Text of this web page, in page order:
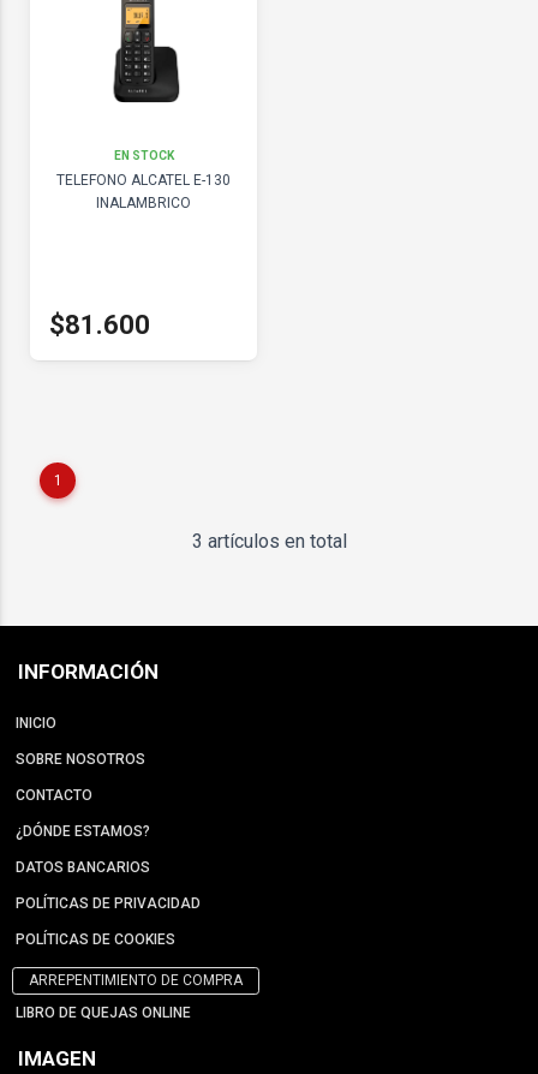
EN STOCK
TELEFONO ALCATEL E-130
INALAMBRICO
$81.600
1
3 artículos en total
INFORMACIÓN
INICIO
SOBRE NOSOTROS
CONTACTO
¿DÓNDE ESTAMOS?
DATOS BANCARIOS
POLÍTICAS DE PRIVACIDAD
POLÍTICAS DE COOKIES
ARREPENTIMIENTO DE COMPRA
LIBRO DE QUEJAS ONLINE
IMAGEN